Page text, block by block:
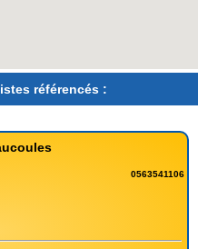
référencés :
0563541106